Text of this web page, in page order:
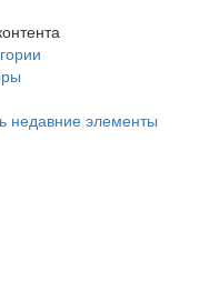
недавние элементы